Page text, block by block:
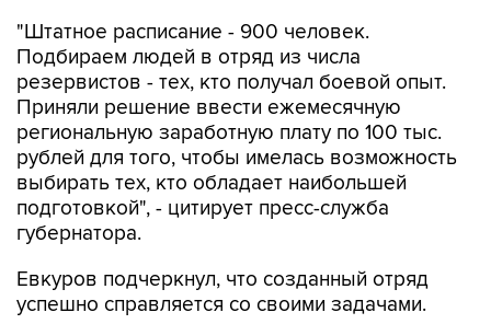
"Штатное расписание - 900 человек.
Подбираем людей в отряд из числа
резервистов - тех, кто получал боевой опыт.
Приняли решение ввести ежемесячную
региональную заработную плату по 100 тыс.
рублей для того, чтобы имелась возможность
выбирать тех, кто обладает наибольшей
подготовкой", - цитирует пресс-служба
губернатора.
Евкуров подчеркнул, что созданный отряд
успешно справляется со своими задачами.